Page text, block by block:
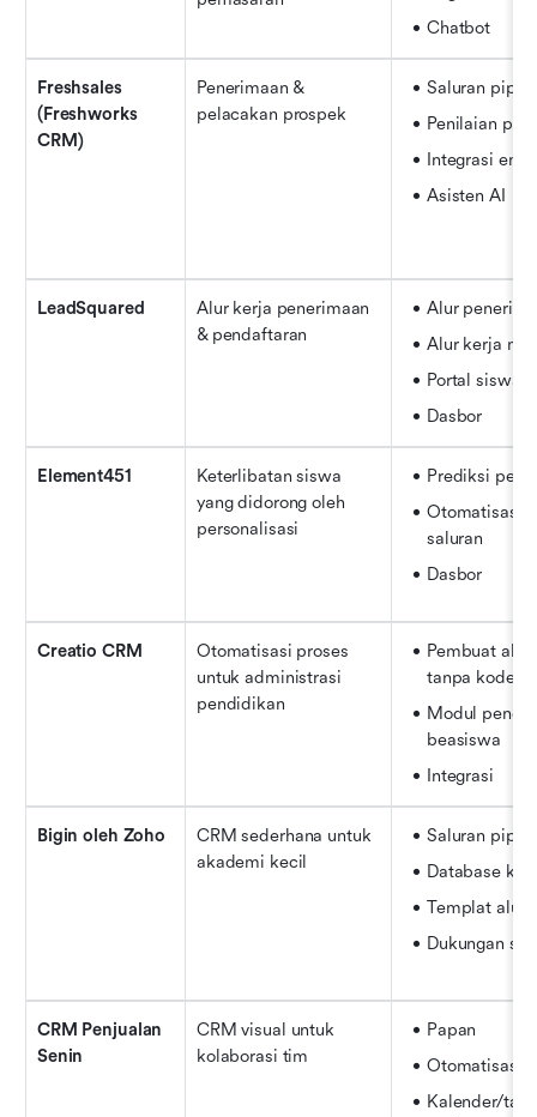
Chatbot
Freshsales
(Freshworks
CRM)
Penerimaan &
pelacakan prospek
Saluran pipa
Penilaian
Integrasi
Asisten AI
LeadSquared
Alur kerja penerimaan
& pendaftaran
Alur
Alur kerja
Portal siswa
Dasbor
Element451
Keterlibatan siswa
yang didorong oleh
personalisasi
Prediksi
Otomatisasi
saluran
Dasbor
Creatio CRM
Otomatisasi proses
untuk administrasi
pendidikan
Pembuat alur
tanpa kode
Modul
beasiswa
Integrasi
Bigin oleh Zoho
CRM sederhana untuk
akademi kecil
Saluran pipa
Database
Templat alur
Dukungan
CRM Penjualan
Senin
CRM visual untuk
kolaborasi tim
Papan
Otomatisasi
Kalender/